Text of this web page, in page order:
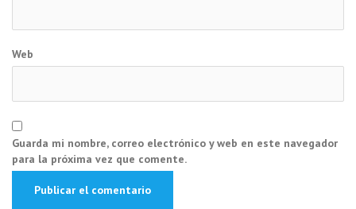
Web
Guarda mi nombre, correo electrónico y web en este navegador
para la próxima vez que comente.